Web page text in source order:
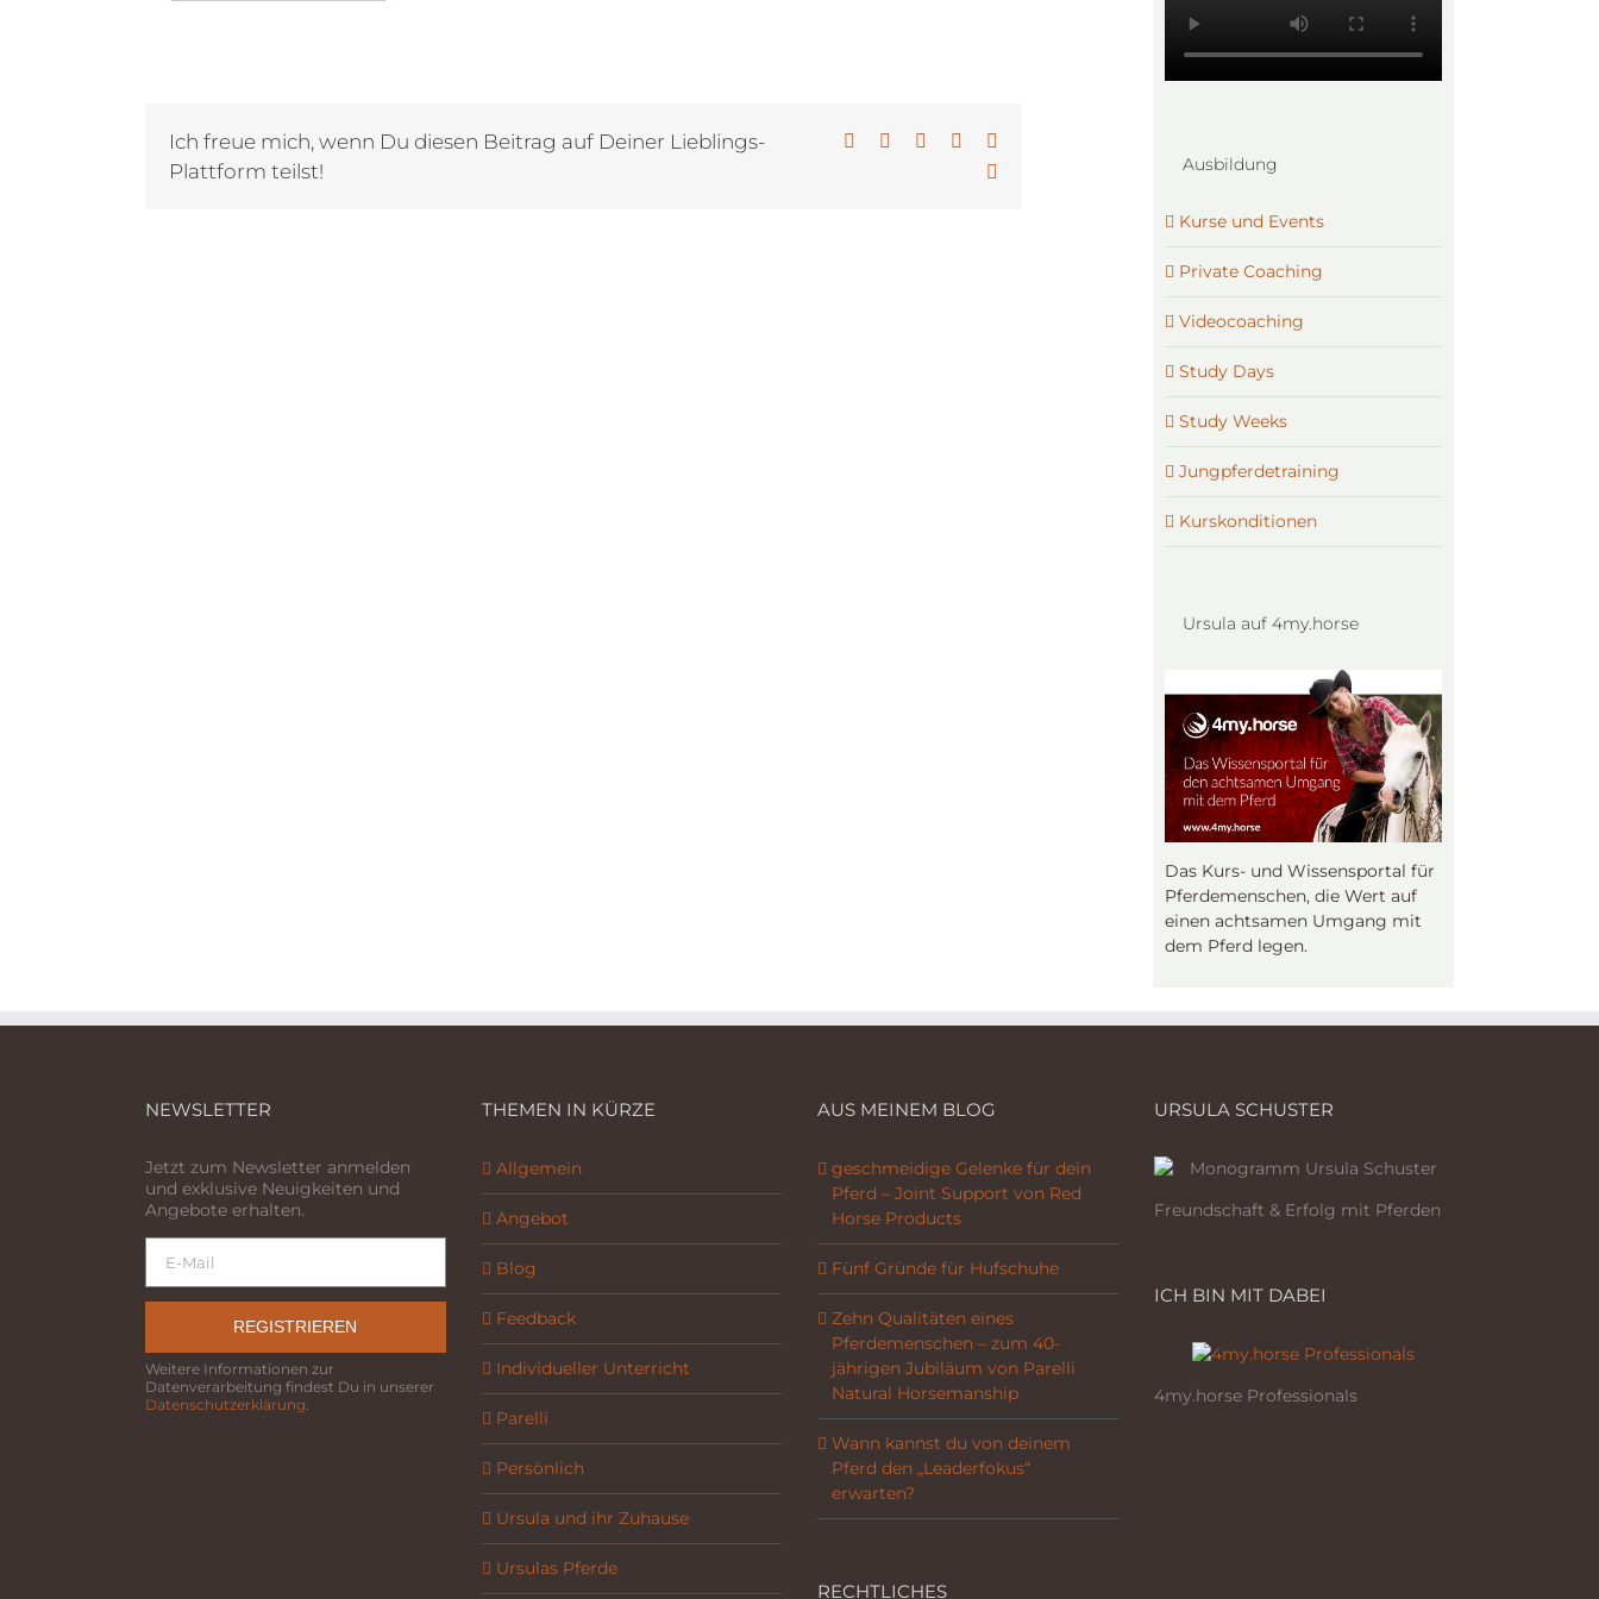
Ich freue mich, wenn Du diesen Beitrag auf Deiner Lieblings-
Plattform teilst!
Facebook LinkedInWhatsApp
Ausbildung
Kurse und Events
Private Coaching
Videocoaching
Study Days
Study Weeks
Jungpferdetraining
Kurskonditionen
Ursula auf 4my.horse
Das Kurs- und Wissensportal für
Pferdemenschen, die Wert auf
einen achtsamen Umgang mit
dem Pferd legen.
NEWSLETTER
Jetzt zum Newsletter anmelden
und exklusive Neuigkeiten und
Angebote erhalten.
REGISTRIEREN
Weitere Informationen zur
Datenverarbeitung findest Du in unserer
Datenschutzerklärung.
THEMEN IN KÜRZE
Allgemein
Angebot
Blog
Feedback
Individueller Unterricht
Parelli
Persönlich
Ursula und ihr Zuhause
Ursulas Pferde
AUS MEINEM BLOG
geschmeidige Gelenke für dein
Pferd – Joint Support von Red
Horse Products
Fünf Gründe für Hufschuhe
Zehn Qualitäten eines
Pferdemenschen – zum 40-
jährigen Jubiläum von Parelli
Natural Horsemanship
Wann kannst du von deinem
Pferd den „Leaderfokus“
erwarten?
RECHTLICHES
URSULA SCHUSTER
Freundschaft & Erfolg mit Pferden
ICH BIN MIT DABEI
4my.horse Professionals